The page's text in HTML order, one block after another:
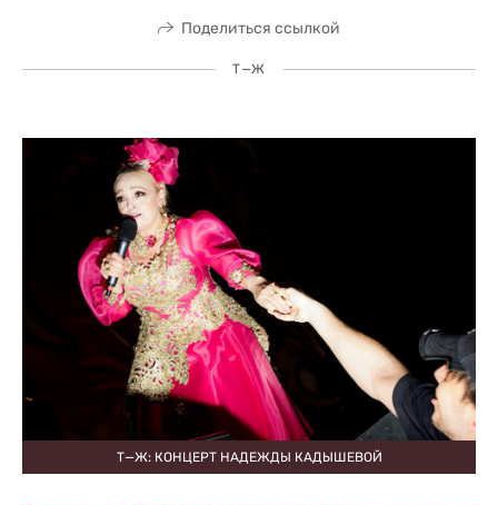
Поделиться ссылкой
Т—Ж
Т—Ж: КОНЦЕРТ НАДЕЖДЫ КАДЫШЕВОЙ